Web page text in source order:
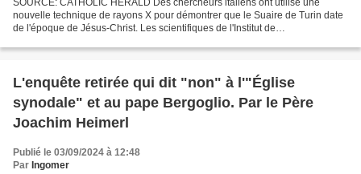
SOURCE: CATHOLIC HERALD Des chercheurs italiens ont utilisé une
nouvelle technique de rayons X pour démontrer que le Suaire de Turin date
de l'époque de Jésus-Christ. Les scientifiques de l'Institut de
L'enquête retirée qui dit "non" à l'"Église
synodale" et au pape Bergoglio. Par le Père
Joachim Heimerl
Publié le 03/09/2024 à 12:48
Par Ingomer